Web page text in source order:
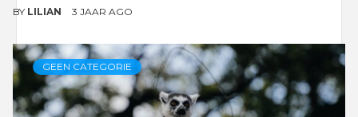
BY LILIAN 3 JAAR AGO
GEEN CATEGORIE